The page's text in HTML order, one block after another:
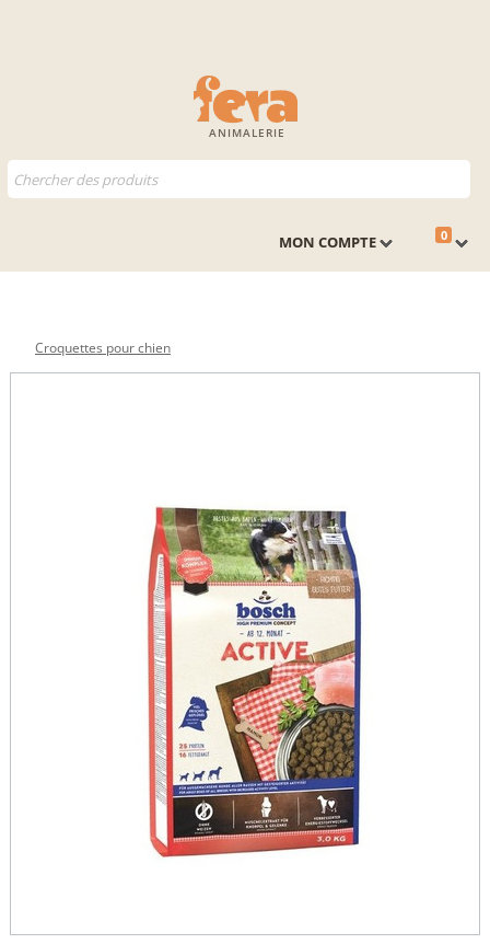
ANIMALERIE
0
MON COMPTE
Croquettes pour chien